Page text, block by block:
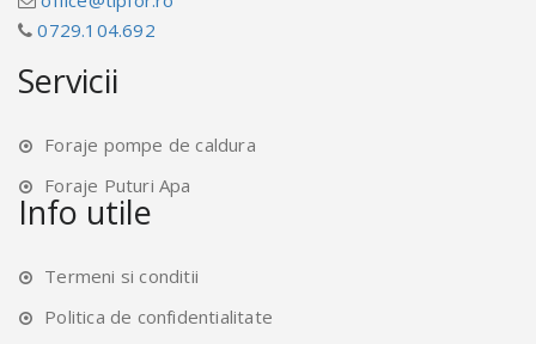
0729.104.692
Servicii
Foraje pompe de caldura
Foraje Puturi Apa
Info utile
Termeni si conditii
Politica de confidentialitate